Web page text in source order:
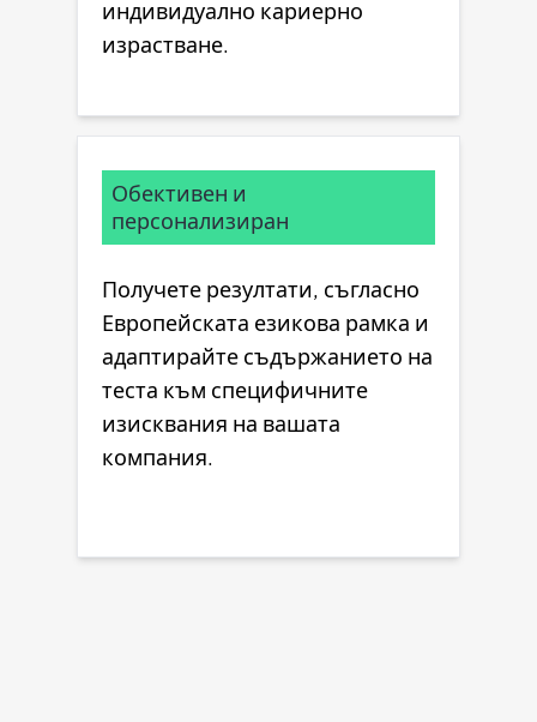
индивидуално кариерно
израстване.
Обективен и
персонализиран
Получете резултати, съгласно
Европейската езикова рамка и
адаптирайте съдържанието на
теста към специфичните
изисквания на вашата
компания.